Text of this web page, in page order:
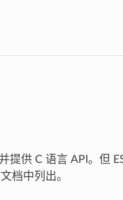
提供 C 语言 API。但
档中列出。